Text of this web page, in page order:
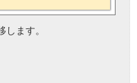
します。